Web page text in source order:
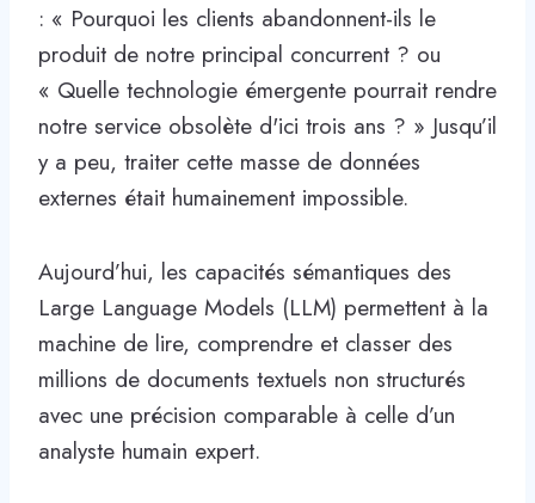
: « Pourquoi les clients abandonnent-ils le
produit de notre principal concurrent ? ou
« Quelle technologie émergente pourrait rendre
notre service obsolète d'ici trois ans ? » Jusqu’il
y a peu, traiter cette masse de données
externes était humainement impossible.
Aujourd’hui, les capacités sémantiques des
Large Language Models (LLM) permettent à la
machine de lire, comprendre et classer des
millions de documents textuels non structurés
avec une précision comparable à celle d’un
analyste humain expert.